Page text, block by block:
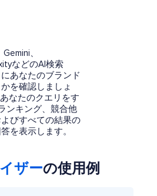
、
などのAI検索
あなたのブランド
を確認しましょ
なたのクエリをす
ンキング、競合他
びすべての結果の
を表示します。
ザーの使用例